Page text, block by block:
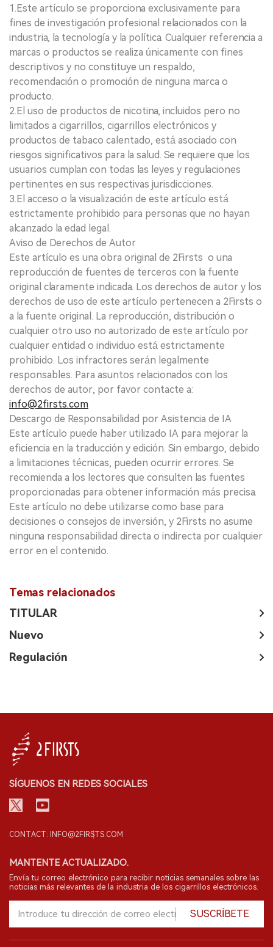
1.Este artículo se proporciona exclusivamente para
fines de investigación profesional relacionados con la
industria, la tecnología y la política. Cualquier referencia a
marcas o productos se realiza únicamente con fines
descriptivos y no constituye un respaldo,
recomendación o promoción de ninguna marca o
producto.
2.El uso de productos de nicotina, incluidos pero no
limitados a cigarrillos, cigarrillos electrónicos y
productos de tabaco calentado, está asociado con
riesgos significativos para la salud. Se requiere que los
usuarios cumplan con todas las leyes y regulaciones
pertinentes en sus respectivas jurisdicciones.
3.El acceso o la visualización de este artículo está
estrictamente prohibido para personas que no hayan
alcanzado la edad legal.
Aviso de Derechos de Autor
Este artículo es una obra original de 2Firsts o una
reproducción de fuentes de terceros con la fuente
original claramente indicada. Los derechos de autor y los
derechos de uso de este artículo pertenecen a 2Firsts o
a la fuente original. La reproducción, distribución o
cualquier otro uso no autorizado de este artículo por
cualquier entidad o individuo está estrictamente
prohibido. Los infractores serán legalmente
responsables. Para asuntos relacionados con los
derechos de autor, por favor contacte a:
info@2firsts.com
Descargo de Responsabilidad por Asistencia de IA
Este artículo puede haber utilizado IA para mejorar la
eficiencia en la traducción y edición. Sin embargo, debido
a limitaciones técnicas, pueden ocurrir errores. Se
recomienda a los lectores que consulten las fuentes
proporcionadas para obtener información más precisa.
Este artículo no debe utilizarse como base para
decisiones o consejos de inversión, y 2Firsts no asume
ninguna responsabilidad directa o indirecta por cualquier
error en el contenido.
Temas relacionados
TITULAR
Nuevo
Regulación
SÍGUENOS EN REDES SOCIALES
CONTACT: INFO@2FIRSTS.COM
MANTENTE ACTUALIZADO.
Envía tu correo electrónico para recibir noticias semanales sobre las
noticias más relevantes de la industria de los cigarrillos electrónicos.
SUSCRÍBETE